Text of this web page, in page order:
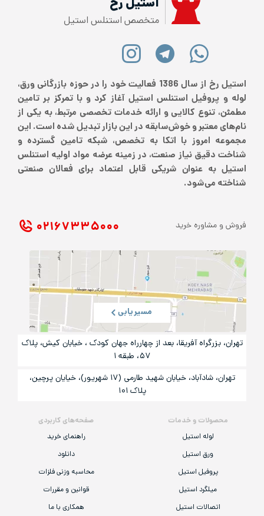
استیل رخ
متخصص استنلس استیل
استیل رخ از سال 1386 فعالیت خود را در حوزه بازرگانی ورق،
لوله و پروفیل استنلس استیل آغاز کرد و با تمرکز بر تامین
مطمئن، تنوع کالایی و ارائه خدمات تخصصی مرتبط، به یکی از
نام‌های معتبر و خوش‌سابقه در این بازار تبدیل شده است. این
مجموعه امروز با اتکا به تخصص، شبکه تامین گسترده و
شناخت دقیق نیاز صنعت، در زمینه عرضه مواد اولیه استنلس
استیل به عنوان شریکی قابل اعتماد برای فعالان صنعتی
شناخته می‌شود.
محصولات و خدمات
لوله استیل
ورق استیل
پروفیل استیل
میلگرد استیل
اتصالات استیل
صفحه‌های کاربردی
راهنمای خرید
دانلود
محاسبه وزنی فلزات
قوانین و مقررات
همکاری با ما
فروش و مشاوره خرید ۰۲۱ ۶۷۳۳۵۰۰۰
مسیریابی
تهران، بزرگراه آفریقا، بعد از چهارراه جهان کودک ، خیابان کیش، پلاک
۵۷، طبقه ۱
تهران، شادآباد، خیابان شهید طارمی (۱۷ شهریور)، خیایان پرچین،
پلاک ۱۰۱